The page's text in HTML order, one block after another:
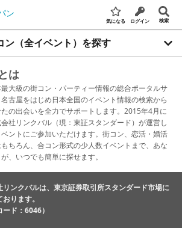
気になる ログイン 検索
ン（全イベント）を探す
は
大級の街コン・パーティー情報の総合ポータルサ
古屋をはじめ日本全国のイベント情報の検索から
の出会いを全力でサポートします。2015年4月に
社リンクバル（現：東証スタンダード）が運営し
ントにご参加いただけます。街コン、恋活・婚活
ちろん、合コン形式の少人数イベントまで、あな
、いつでも簡単に探せます。
リンクバルは、東京証券取引所スタンダード市場に
ります。
ード：6046）